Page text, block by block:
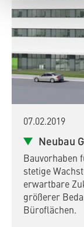
07.02.2019
Neubau
Bauvorhaben
stetige
erwartbare
größerer
Büroflächen.